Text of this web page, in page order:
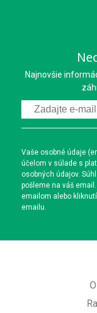
Najnovšie
Vaše osobné údaje
účelom v súlade s
osobných údajov.
pošleme na váš
emailom alebo
emailu.